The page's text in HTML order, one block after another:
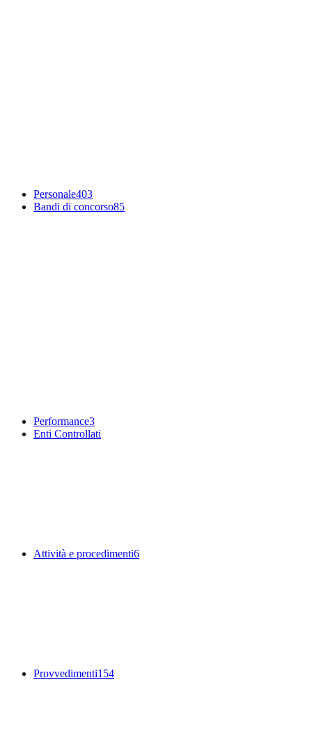
Personale403
Bandi di concorso85
Performance3
Enti Controllati
Attività e procedimenti6
Provvedimenti154